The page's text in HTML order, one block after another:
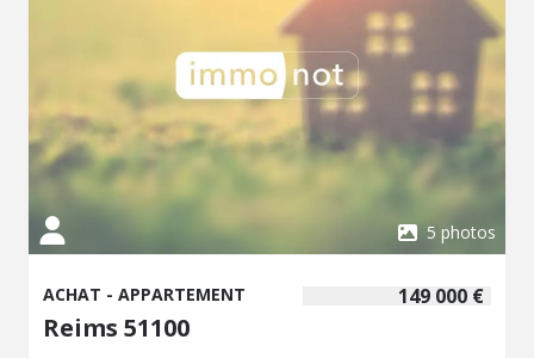
renseignements : Alban DUCATEZ 06.09.97.74.95
alban.ducatez.51066@notaires.fr
5 photos
149 000 €
ACHAT - APPARTEMENT
Reims 51100